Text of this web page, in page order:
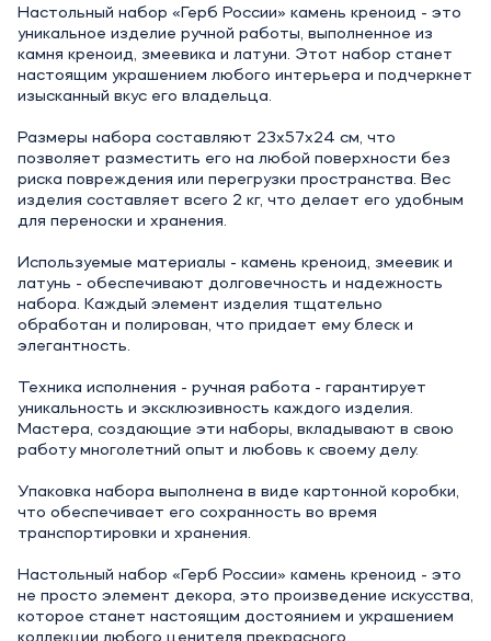
Настольный набор «Герб России» камень креноид - это
уникальное изделие ручной работы, выполненное из
камня креноид, змеевика и латуни. Этот набор станет
настоящим украшением любого интерьера и подчеркнет
изысканный вкус его владельца.
Размеры набора составляют 23х57х24 см, что
позволяет разместить его на любой поверхности без
риска повреждения или перегрузки пространства. Вес
изделия составляет всего 2 кг, что делает его удобным
для переноски и хранения.
Используемые материалы - камень креноид, змеевик и
латунь - обеспечивают долговечность и надежность
набора. Каждый элемент изделия тщательно
обработан и полирован, что придает ему блеск и
элегантность.
Техника исполнения - ручная работа - гарантирует
уникальность и эксклюзивность каждого изделия.
Мастера, создающие эти наборы, вкладывают в свою
работу многолетний опыт и любовь к своему делу.
Упаковка набора выполнена в виде картонной коробки,
что обеспечивает его сохранность во время
транспортировки и хранения.
Настольный набор «Герб России» камень креноид - это
не просто элемент декора, это произведение искусства,
которое станет настоящим достоянием и украшением